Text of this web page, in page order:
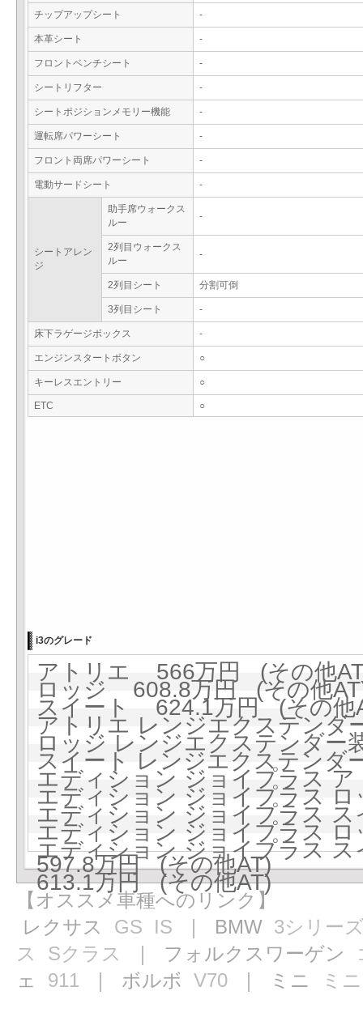
チップアップシート -
本革シート -
フロントベンチシート -
シートリフター -
シートポジションメモリー機能 -
運転席パワーシート -
フロント両席パワーシート -
電動サードシート -
シートアレン
ジ
助手席ウォークス
ルー
-
2列目ウォークス
ルー
-
2列目シート 分割可倒
3列目シート -
床下ラゲージボックス -
エンジンスタートボタン ○
キーレスエントリー ○
ETC ○
i3のグレード
アトリエ 566万円 (その他
ロッジ 608.8万円 (その他
スイート 624.1万円 (その他
アトリエ レンジエクステン
ロッジ レンジエクステンダ
スイート レンジエクステン
エディション ジョイプラス
エディション ジョイプラス
エディション ジョイプラス
エディション ジョイプラス
597.8万円 (その他AT)
エディション ジョイプラス
613.1万円 (その他AT)
【オススメ車種へのリンク】
レクサス GS IS ｜ BMW 3シリー
ス
Sクラス ｜ フォルクスワーゲン
ェ 911 ｜ ボルボ V70 ｜ ミニ ミニ